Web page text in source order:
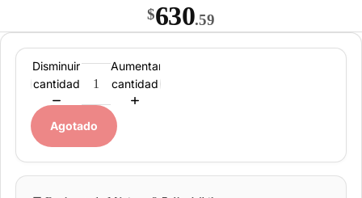
$630.59
Disminuir
cantidad
Aumentar
cantidad
Agotado